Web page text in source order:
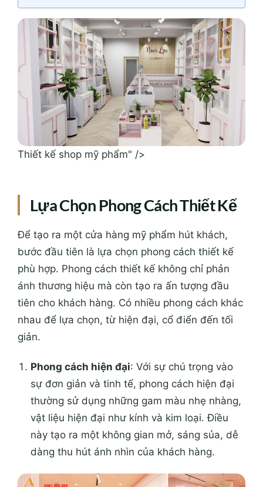
Thiết kế shop mỹ phẩm" />
Lựa Chọn Phong Cách Thiết Kế
Để tạo ra một cửa hàng mỹ phẩm hút khách,
bước đầu tiên là lựa chọn phong cách thiết kế
phù hợp. Phong cách thiết kế không chỉ phản
ánh thương hiệu mà còn tạo ra ấn tượng đầu
tiên cho khách hàng. Có nhiều phong cách khác
nhau để lựa chọn, từ hiện đại, cổ điển đến tối
giản.
Phong cách hiện đại: Với sự chú trọng vào
sự đơn giản và tinh tế, phong cách hiện đại
thường sử dụng những gam màu nhẹ nhàng,
vật liệu hiện đại như kính và kim loại. Điều
này tạo ra một không gian mở, sáng sủa, dễ
dàng thu hút ánh nhìn của khách hàng.